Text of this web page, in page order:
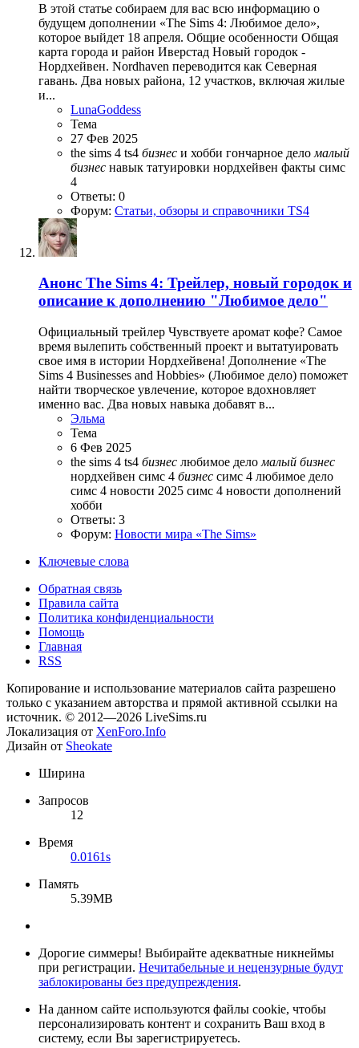
В этой статье собираем для вас всю информацию о
будущем дополнении «The Sims 4: Любимое дело»,
которое выйдет 18 апреля. Общие особенности Общая
карта города и район Иверстад Новый городок -
Нордхейвен. Nordhaven переводится как Северная
гавань. Два новых района, 12 участков, включая жилые
и...
LunaGoddess
Тема
27 Фев 2025
the sims 4 ts4 бизнес и хобби гончарное дело малый
бизнес навык татуировки нордхейвен факты симс
4
Ответы: 0
Форум: Статьи, обзоры и справочники TS4
Анонс The Sims 4: Трейлер, новый городок и
описание к дополнению "Любимое дело"
Официальный трейлер Чувствуете аромат кофе? Самое
время вылепить собственный проект и вытатуировать
свое имя в истории Нордхейвена! Дополнение «The
Sims 4 Businesses and Hobbies» (Любимое дело) поможет
найти творческое увлечение, которое вдохновляет
именно вас. Два новых навыка добавят в...
Эльма
Тема
6 Фев 2025
the sims 4 ts4 бизнес любимое дело малый бизнес
нордхейвен симс 4 бизнес симс 4 любимое дело
симс 4 новости 2025 симс 4 новости дополнений
хобби
Ответы: 3
Форум: Новости мира «The Sims»
Ключевые слова
Обратная связь
Правила сайта
Политика конфиденциальности
Помощь
Главная
RSS
Копирование и использование материалов сайта разрешено
только с указанием авторства и прямой активной ссылки на
источник. © 2012—2026 LiveSims.ru
Локализация от XenForo.Info
Дизайн от Sheokate
Ширина
Запросов
12
Время
0.0161s
Память
5.39MB
Дорогие симмеры! Выбирайте адекватные никнеймы
при регистрации. Нечитабельные и нецензурные будут
заблокированы без предупреждения.
На данном сайте используются файлы cookie, чтобы
персонализировать контент и сохранить Ваш вход в
систему, если Вы зарегистрируетесь.